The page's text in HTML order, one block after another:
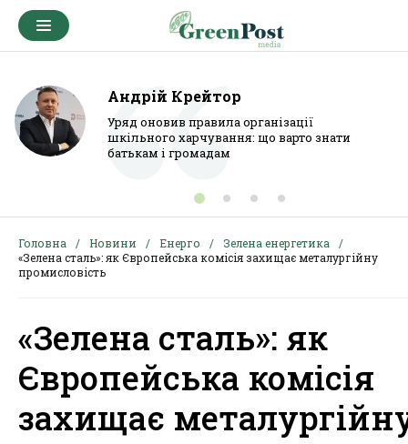
Андрій Крейтор
Уряд оновив правила організації
шкільного харчування: що варто знати
батькам і громадам
Головна Новини Енерго
Зелена енергетика
«Зелена сталь»: як Європейська комісія захищає металургійну
промисловість
«Зелена сталь»: як
Європейська комісія
захищає